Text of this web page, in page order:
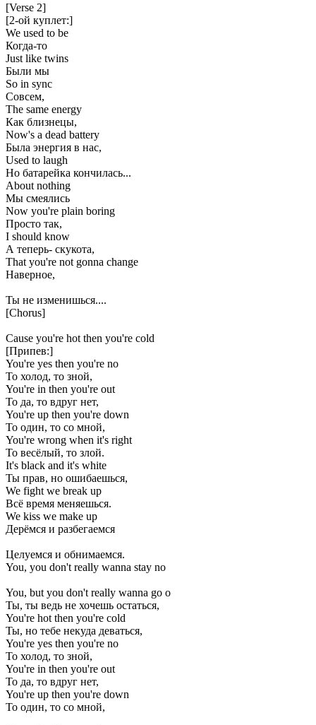
[Verse 2]
[2-ой куплет:]
We used to be
Когда-то
Just like twins
Были мы
So in sync
Совсем,
The same energy
Как близнецы,
Now's a dead battery
Была энергия в нас,
Used to laugh
Но батарейка кончилась...
About nothing
Мы смеялись
Now you're plain boring
Просто так,
I should know
А теперь- скукота,
That you're not gonna change
Наверное,
Ты не изменишься....
[Chorus]
Cause you're hot then you're cold
[Припев:]
You're yes then you're no
То холод, то зной,
You're in then you're out
То да, то вдруг нет,
You're up then you're down
То один, то со мной,
You're wrong when it's right
То весёлый, то злой.
It's black and it's white
Ты прав, но ошибаешься,
We fight we break up
Всё время меняешься.
We kiss we make up
Дерёмся и разбегаемся
Целуемся и обнимаемся.
You, you don't really wanna stay no
You, but you don't really wanna go o
Ты, ты ведь не хочешь остаться,
You're hot then you're cold
Ты, но тебе некуда деваться,
You're yes then you're no
То холод, то зной,
You're in then you're out
То да, то вдруг нет,
You're up then you're down
То один, то со мной,